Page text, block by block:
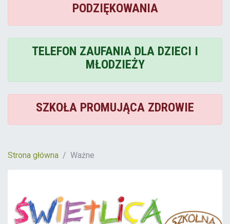
PODZIĘKOWANIA
TELEFON ZAUFANIA DLA DZIECI I
MŁODZIEŻY
SZKOŁA PROMUJĄCA ZDROWIE
Strona główna Ważne